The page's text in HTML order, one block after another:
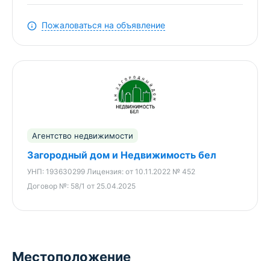
Участок 9.11 соток в ПНВ, огражден, есть
плодовые деревья и кустарники.
На участке сарай, гараж из г/с блоков.
Вход в гараж со стороны улицы.
Хороший подъезд к участку.
Городская черта, есть вся необходимая
инфраструктура-детсад, школа, магазины,
бумажная фабрика и т.д.
200 км от МКАД.
Автобус прямой из Минска.
проживания.
Пожаловаться на объявление
Агентство недвижимости
Загородный дом и Недвижимость бел
УНП: 193630299 Лицензия: от 10.11.2022 № 452
Договор №: 58/1 от 25.04.2025
Местоположение